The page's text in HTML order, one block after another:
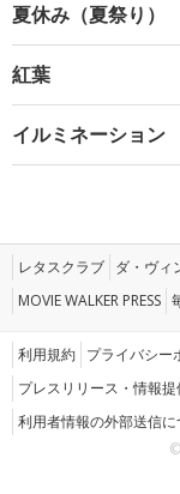
夏休み（夏祭り）
紅葉
イルミネーション
レタスクラブ ダ・ヴィ
MOVIE WALKER PRESS
利用規約 プライバシー
プレスリリース・情報提
利用者情報の外部送信に